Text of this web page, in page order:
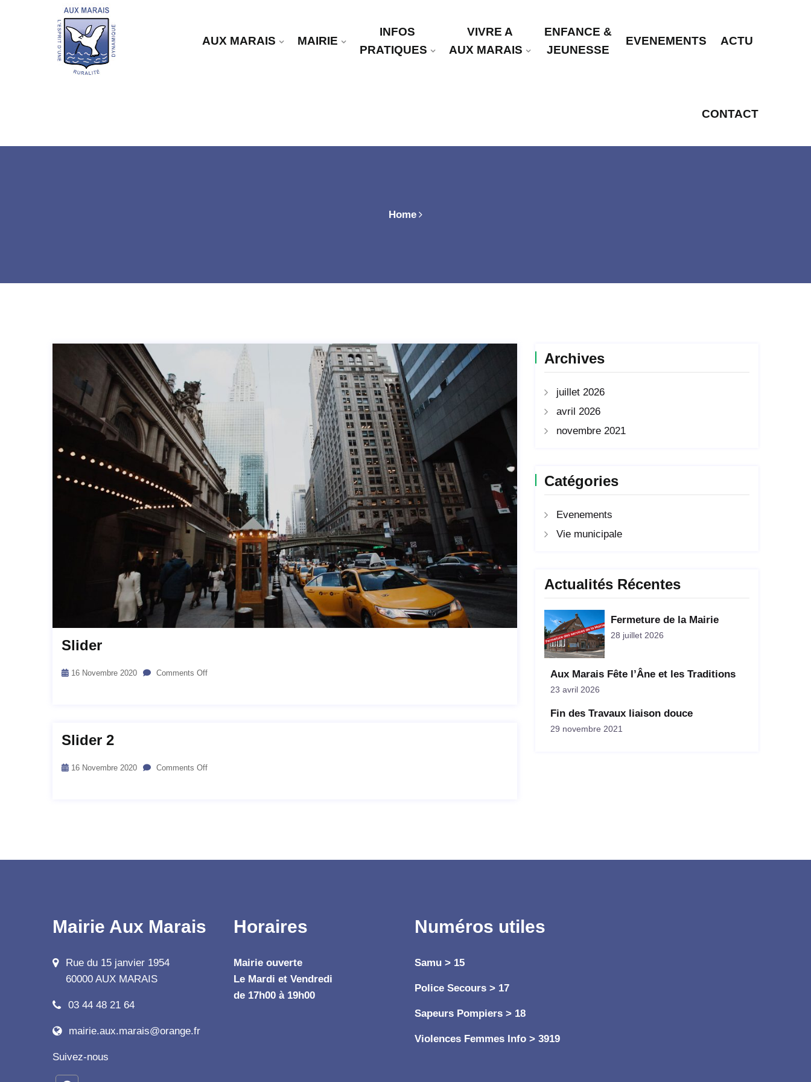
AUX MARAIS MAIRIE
INFOS
PRATIQUES
VIVRE A
AUX MARAIS
ENFANCE &
JEUNESSE
EVENEMENTS ACTU
CONTACT
Home
Slider
16 Novembre 2020 Comments Off
Slider 2
16 Novembre 2020 Comments Off
Archives
juillet 2026
avril 2026
novembre 2021
Catégories
Evenements
Vie municipale
Actualités Récentes
Fermeture de la Mairie
28 juillet 2026
Aux Marais Fête l’Âne et les Traditions
23 avril 2026
Fin des Travaux liaison douce
29 novembre 2021
Mairie Aux Marais
Rue du 15 janvier 1954
60000 AUX MARAIS
03 44 48 21 64
mairie.aux.marais@orange.fr
Suivez-nous
Horaires
Mairie ouverte
Le Mardi et Vendredi
de 17h00 à 19h00
Numéros utiles
Samu > 15
Police Secours > 17
Sapeurs Pompiers > 18
Violences Femmes Info > 3919